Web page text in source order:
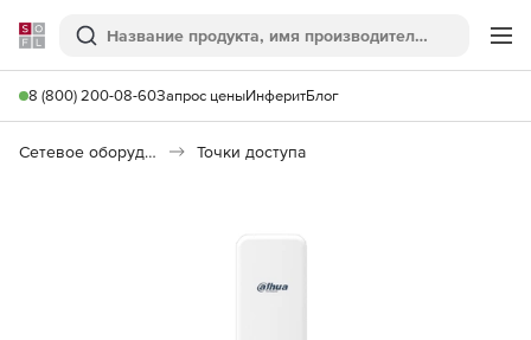
Softline
Поиск
8 (800) 200-08-60Запрос ценыИнферитБлог
Сетевое оборудование Точки доступа